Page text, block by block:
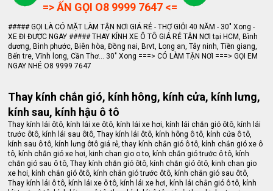
=> ẤN GỌI O8 9999 7647 <=
##### GỌI LÀ CÓ MẶT LÀM TẬN NƠI GIÁ RẺ - THỢ GIỎI 40 NĂM - 30" Xong -
XE ĐI ĐƯỢC NGAY ##### THAY KÍNH XE Ô TÔ GIÁ RẺ TẬN NƠI tại HCM, Bình
dương, Bình phước, Biên hòa, Đồng nai, Brvt, Long an, Tây ninh, Tiền giang,
Bến tre, Vĩnh long, Cần Thơ... 30" Xong ===> CÓ LÀM TẬN NƠI ===> GỌI EM
NGAY NHÉ O8 9999 7647
Thay kính chắn gió, kính hông, kính cửa, kính lưng,
kính sau, kính hậu ô tô
Thay kính lái ôtô, kính lái xe ôtô, kính lái xe hơi, kính lái chắn gió ôtô, kính lái
trước ôtô, kính lái sau ôtô, Thay kính lái ôtô, kính hông ô tô, kính cửa ô tô,
kính sau ô tô, kính lưng ôtô giá rẻ, thay kính chắn gió ô tô, kính chắn gió xe ô
tô, kính chắn gió xe hơi, kinh chan gio o to, kính chắn gió trước ô tô, kính
chắn gió sau ô tô, Thay kính chắn gió ôtô, kính chắn gió ôtô, kinh chan gio
xe hoi, kính chắn gió ôtô, kính chắn gió trước ôtô, kính chắn gió sau ôtô,
Thay kính lái ô tô, kính lái xe ô tô, kính lái xe hơi, kính lái chắn gió ô tô, kính